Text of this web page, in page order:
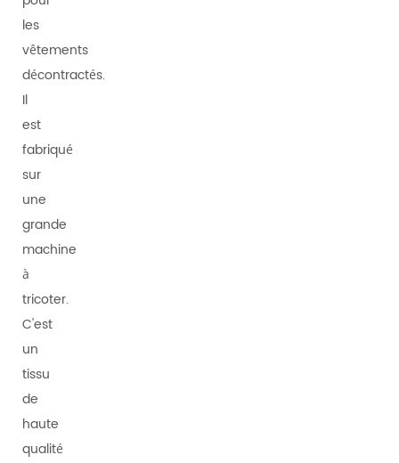
les
vêtements
décontractés.
Il
est
fabriqué
sur
une
grande
machine
à
tricoter.
C'est
un
tissu
de
haute
qualité